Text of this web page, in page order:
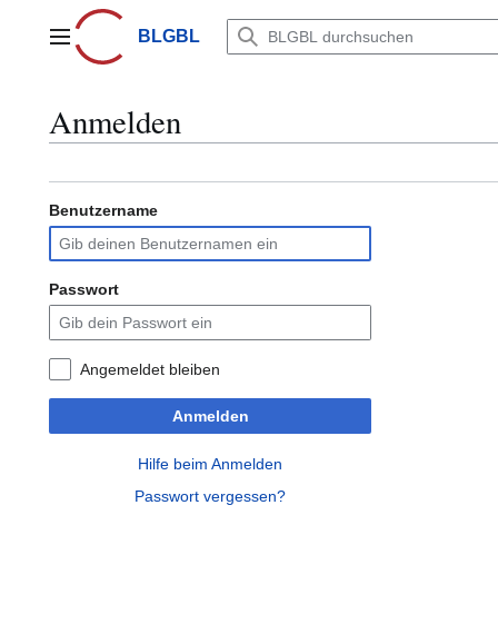
springenHauptmenüBLGBL
Anmelden
Benutzername
Passwort
Angemeldet bleiben
Anmelden
Hilfe beim Anmelden
Passwort vergessen?